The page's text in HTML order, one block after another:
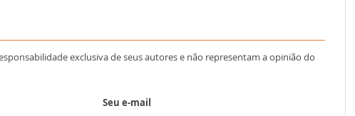
exclusiva de seus autores e não representam a opinião do
Seu e-mail